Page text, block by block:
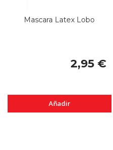
Mascara Latex Lobo
2,95 €
Añadir